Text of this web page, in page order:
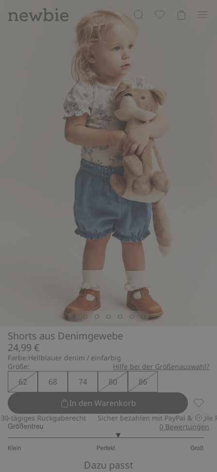
Shorts aus Denimgewebe
24,99 €
Farbe:Hellblauer denim / einfarbig
Größe:
Hilfe bei der Größenauswahl?
62 68 74 80
86
In den Warenkorb
tägiges Rückgaberecht Sicher bezahlen mit PayPal & Apple Pay
Größentreu
Klein Perfekt Groß
von
0 Bewertungen
Dazu passt